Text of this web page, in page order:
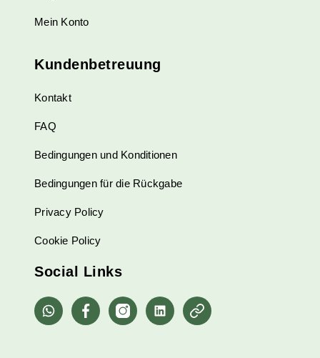
Mein Konto
Kundenbetreuung
Kontakt
FAQ
Bedingungen und Konditionen
Bedingungen für die Rückgabe
Privacy Policy
Cookie Policy
Social Links